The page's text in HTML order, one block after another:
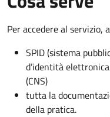
Per accedere al servizio,
SPID (sistema
d’identità
(CNS)
tutta la
della pratica.